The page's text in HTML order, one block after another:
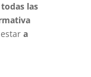
todas las
a